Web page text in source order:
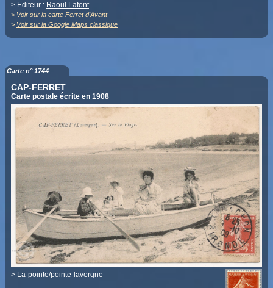
> Editeur : Raoul Lafont
> Voir sur la carte Ferret d'Avant
> Voir sur la Google Maps classique
Carte n° 1744
CAP-FERRET
Carte postale écrite en 1908
> La-pointe/pointe-lavergne